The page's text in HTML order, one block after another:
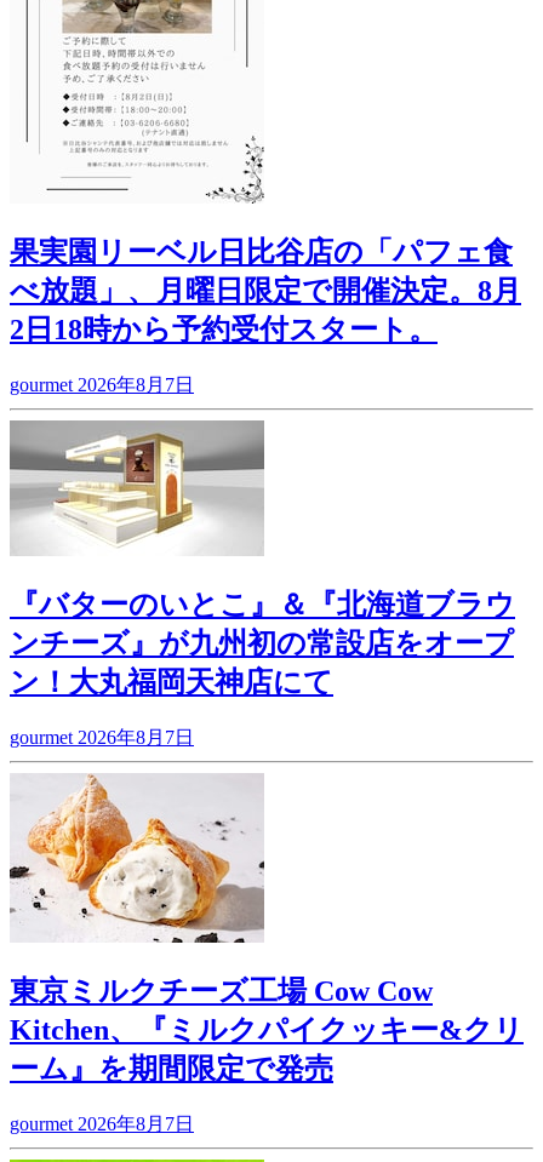
果実園リーベル日比谷店の「パフェ食
べ放題」、月曜日限定で開催決定。8月
2日18時から予約受付スタート。
gourmet 2026年8月7日
『バターのいとこ』＆『北海道ブラウ
ンチーズ』が九州初の常設店をオープ
ン！大丸福岡天神店にて
gourmet 2026年8月7日
東京ミルクチーズ工場 Cow Cow
Kitchen、『ミルクパイクッキー&クリ
ーム』を期間限定で発売
gourmet 2026年8月7日